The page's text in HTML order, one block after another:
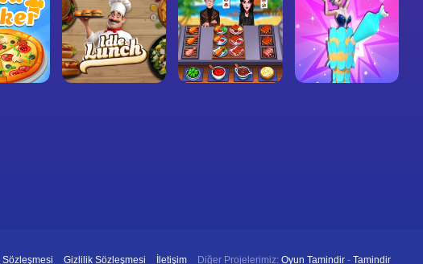
Sözleşmesi Gizlilik Sözleşmesi İletişim Diğer Projelerimiz: Oyun Tamindir - Tamindir